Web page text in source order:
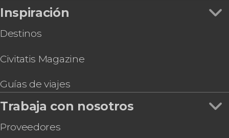
Inspiración
Destinos
Civitatis Magazine
Guías de viajes
Trabaja con nosotros
Proveedores